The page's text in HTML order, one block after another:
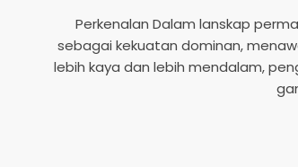
Perkenalan Dalam lanskap
sebagai kekuatan dominan,
lebih kaya dan lebih mendalam,